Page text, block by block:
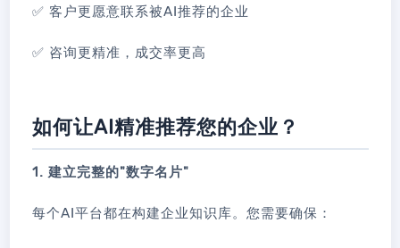
✅ 客户更愿意联系被AI推荐的企业
✅ 咨询更精准，成交率更高
如何让AI精准推荐您的企业？
1. 建立完整的"数字名片"
每个AI平台都在构建企业知识库。您需要确保：